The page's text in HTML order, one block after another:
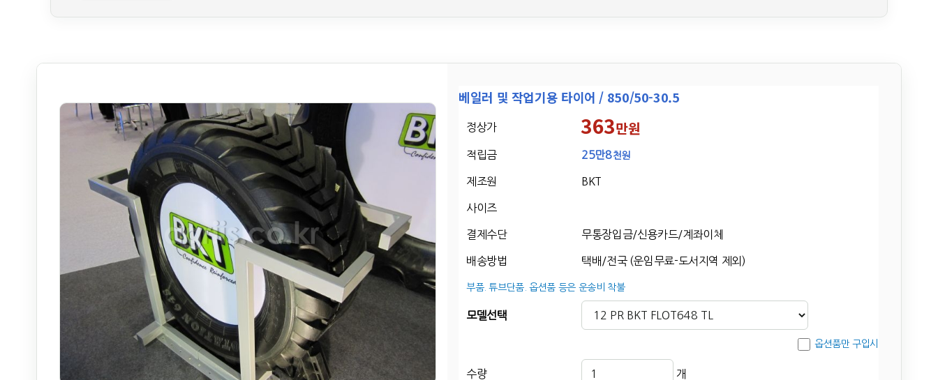
베일러 및 작업기용 타이어 / 850/50-30.5
정상가 363만원
적립금 25만8천원
제조원 BKT
사이즈
결제수단 무통장입금/신용카드/계좌이체
배송방법 택배/전국 (운임무료-도서지역 제외)
부품. 튜브단품. 옵션품 등은 운송비 착불
모델선택
옵션품만 구입시
수량 개